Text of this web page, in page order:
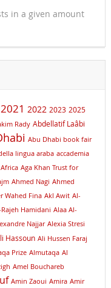
in a given amount
2021 2022 2023 2025
Rady Abdellatif Laâbi
Abu Dhabi book fair
lingua araba accademia
Africa Aga Khan Trust for
Ahmed Nagi Ahmed
Wahed Fina Akl Awit Al-
Hamidani Alaa Al-
Najjar Alexia Stresi
Hassoun Ali Hussen Faraj
Prize Almutaqa Al
Amel Bouchareb
Amin Zaoui Amira Amir